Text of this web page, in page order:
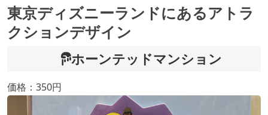
東京ディズニーランドにあるアトラ
クションデザイン
ホーンテッドマンション
価格：350円